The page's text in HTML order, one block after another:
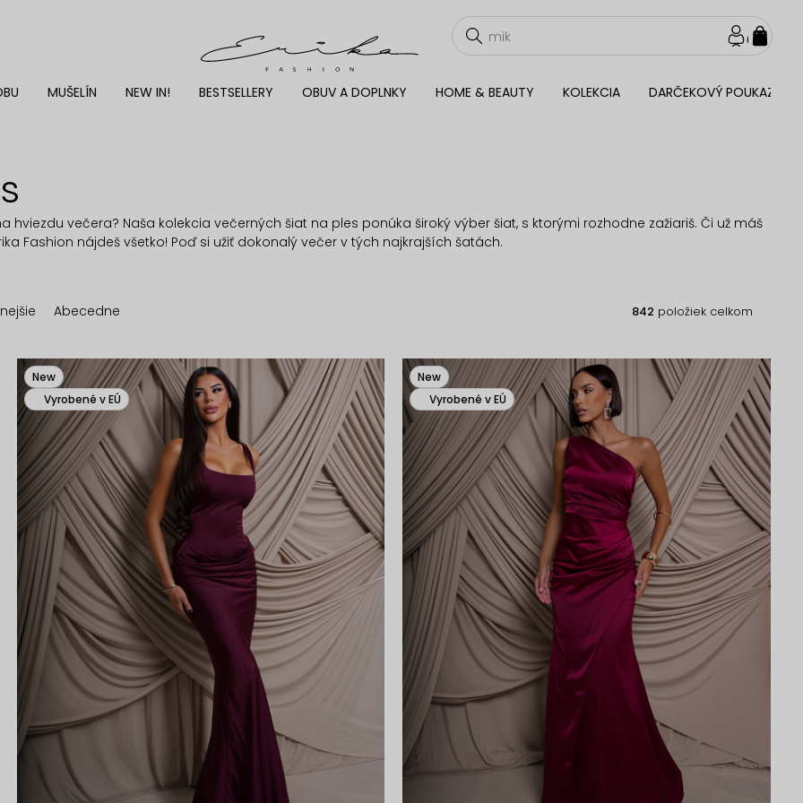
MUŠELÍN NEW IN! BESTSELLERY OBUV A DOPLNKY HOME & BEAUTY KOLEKCIA DARČEKOVÝ POUKAZ
večera? Naša kolekcia večerných šiat na ples ponúka široký výber šiat, s ktorými rozhodne zažiariš. Či už máš
Fashion nájdeš všetko! Poď si užiť dokonalý večer v tých najkrajších šatách.
Abecedne 842 položiek celkom
New
Vyrobené v EÚ
New
Vyrobené v EÚ